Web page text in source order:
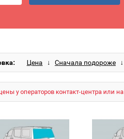
у операторов контакт-центра или на